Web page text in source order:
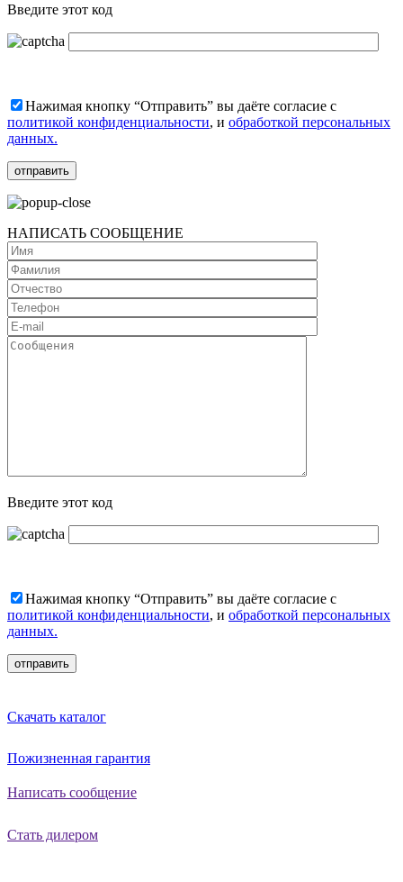
Введите этот код
Нажимая кнопку “Отправить” вы даёте согласие с
политикой конфиденциальности, и обработкой персональных
данных.
НАПИСАТЬ СООБЩЕНИЕ
Введите этот код
Нажимая кнопку “Отправить” вы даёте согласие с
политикой конфиденциальности, и обработкой персональных
данных.
Скачать каталог
Пожизненная гарантия
Написать сообщение
Стать дилером